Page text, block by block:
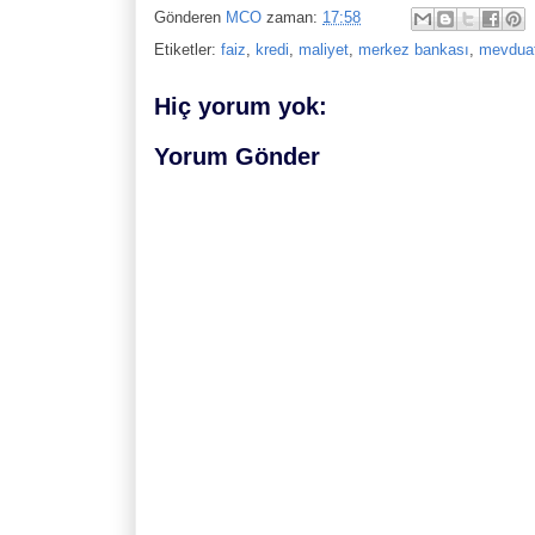
Gönderen MCO zaman: 17:58
Etiketler: faiz kredi maliyet merkez bankası
Hiç yorum yok:
Yorum Gönder